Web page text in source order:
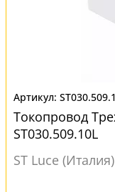
Токопровод
ST030.509.10L
ST Luce (Италия)